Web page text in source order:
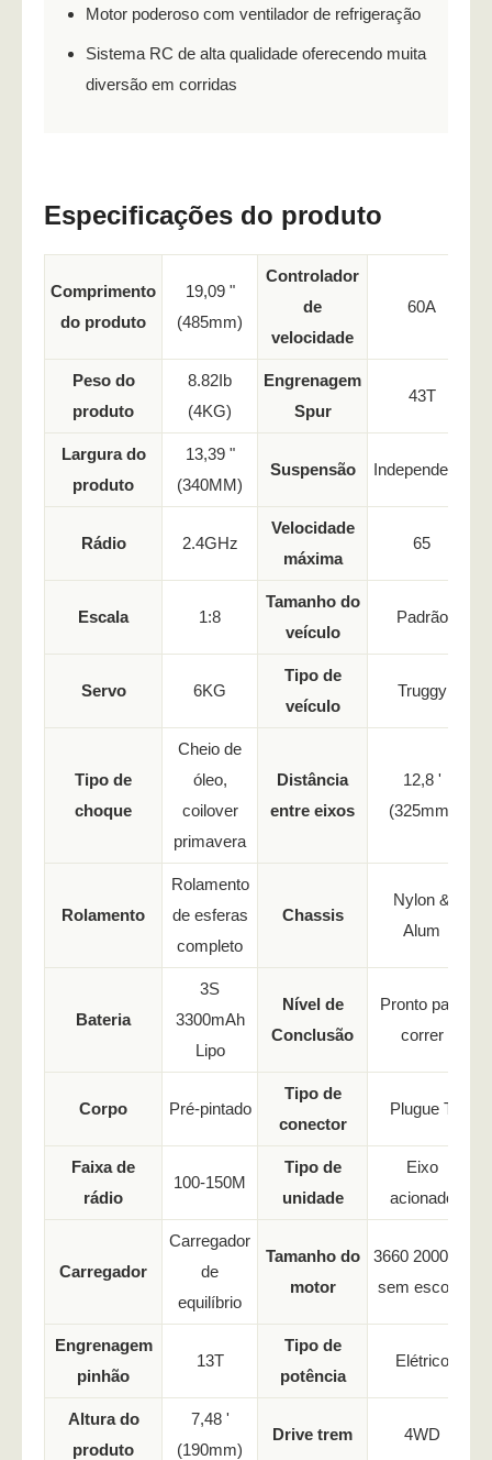
Motor poderoso com ventilador de refrigeração
Sistema RC de alta qualidade oferecendo muita
diversão em corridas
Especificações do produto
Comprimento
do produto
19,09 "
(485mm)
Controlador
de
velocidade
60A
Peso do
produto
8.82Ib
(4KG)
Engrenagem
Spur
43T
Largura do
produto
13,39 "
(340MM)
Suspensão Independente
Rádio 2.4GHz
Velocidade
máxima
65
Escala 1:8
Tamanho do
veículo
Padrão
Servo 6KG
Tipo de
veículo
Truggy
Tipo de
choque
Cheio de
óleo,
coilover
primavera
Distância
entre eixos
12,8 '
(325mm)
Rolamento
Rolamento
de esferas
completo
Chassis
Nylon &
Alum
Bateria
3S
3300mAh
Lipo
Nível de
Conclusão
Pronto para
correr
Corpo Pré-pintado
Tipo de
conector
Plugue T
Faixa de
rádio
100-150M
Tipo de
unidade
Eixo
acionado
Carregador
Carregador
de
equilíbrio
Tamanho do
motor
3660 2000KV
sem escova
Engrenagem
pinhão
13T
Tipo de
potência
Elétrico
Altura do
produto
7,48 '
(190mm)
Drive trem 4WD